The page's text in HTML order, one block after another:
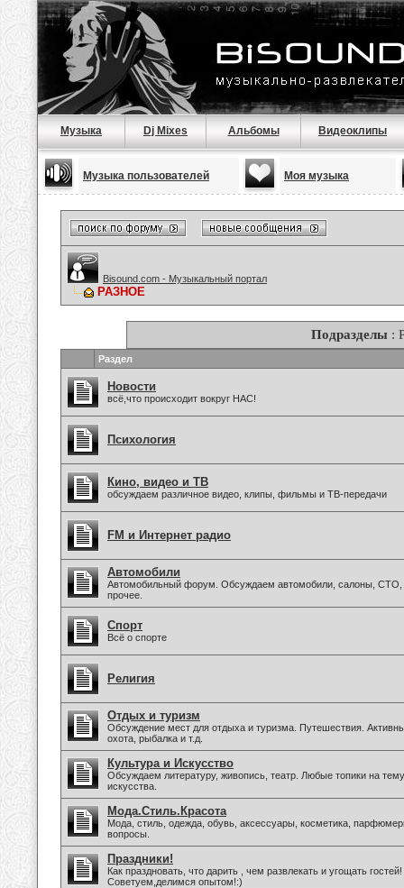
Музыка Dj Mixes Альбомы Видеоклипы
Музыка пользователей Моя музыка
Bisound.com - Музыкальный портал
РАЗНОЕ
Подразделы :
Раздел
Новости
всё,что происходит вокруг НАС!
Психология
Кино, видео и ТВ
обсуждаем различное видео, клипы, фильмы и ТВ-передачи
FM и Интернет радио
Автомобили
Автомобильный форум. Обсуждаем автомобили, салоны, СТО,
прочее.
Спорт
Всё о спорте
Религия
Отдых и туризм
Обсуждение мест для отдыха и туризма. Путешествия.
охота, рыбалка и т.д.
Культура и Искусство
Обсуждаем литературу, живопись, театр. Любые топики на
искусства.
Мода.Стиль.Красота
Мода, стиль, одежда, обувь, аксессуары, косметика,
вопросы.
Праздники!
Как праздновать, что дарить , чем развлекать и угощать гостей!
Советуем,делимся опытом!:)